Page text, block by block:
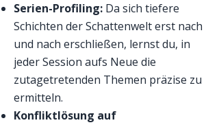
Serien-Profiling: Da sich tiefere
Schichten der Schattenwelt erst nach
und nach erschließen, lernst du, in
jeder Session aufs Neue die
zutagetretenden Themen präzise zu
ermitteln.
Konfliktlösung auf